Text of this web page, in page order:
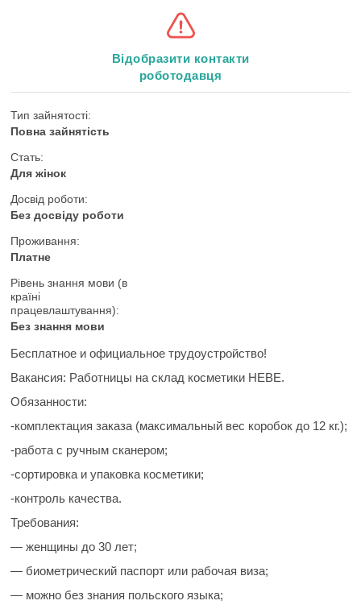
Відобразити контакти
роботодавця
Тип зайнятості:
Повна зайнятість
Стать:
Для жінок
Досвід роботи:
Без досвіду роботи
Проживання:
Платне
Рівень знання мови (в
країні
працевлаштування):
Без знання мови
Бесплатное и официальное трудоустройство!
Вакансия: Работницы на склад косметики HEBE.
Обязанности:
-комплектация заказа (максимальный вес коробок до 12 кг.);
-работа с ручным сканером;
-сортировка и упаковка косметики;
-контроль качества.
Требования:
— женщины до 30 лет;
— биометрический паспорт или рабочая виза;
— можно без знания польского языка;